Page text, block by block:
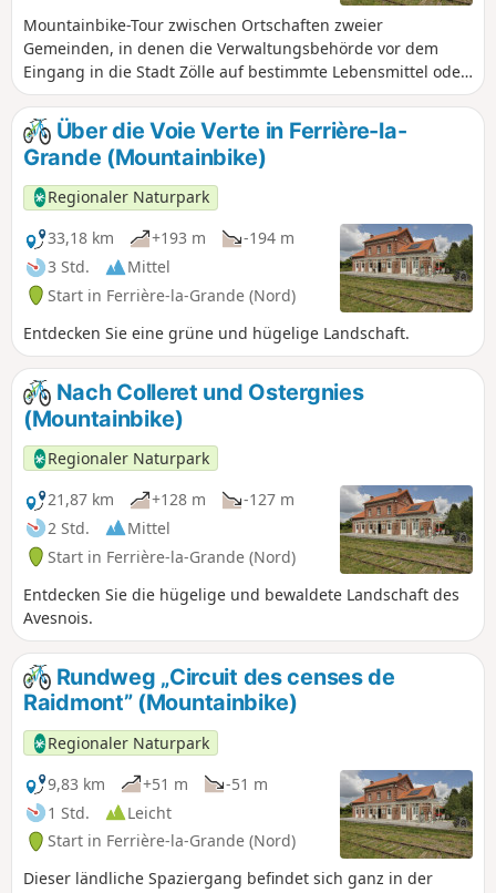
Mountainbike-Tour zwischen Ortschaften zweier
Gemeinden, in denen die Verwaltungsbehörde vor dem
Eingang in die Stadt Zölle auf bestimmte Lebensmittel oder
Waren erhob.
Über die Voie Verte in Ferrière-la-
Grande (Mountainbike)
Regionaler Naturpark
33,18 km
+193 m
-194 m
3 Std.
Mittel
Start in Ferrière-la-Grande (Nord)
Entdecken Sie eine grüne und hügelige Landschaft.
Nach Colleret und Ostergnies
(Mountainbike)
Regionaler Naturpark
21,87 km
+128 m
-127 m
2 Std.
Mittel
Start in Ferrière-la-Grande (Nord)
Entdecken Sie die hügelige und bewaldete Landschaft des
Avesnois.
Rundweg „Circuit des censes de
Raidmont” (Mountainbike)
Regionaler Naturpark
9,83 km
+51 m
-51 m
1 Std.
Leicht
Start in Ferrière-la-Grande (Nord)
Dieser ländliche Spaziergang befindet sich ganz in der